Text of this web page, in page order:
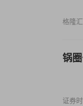
格隆汇
锅
证券